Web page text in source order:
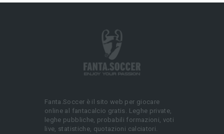
Fanta.Soccer è il sito web per giocare
online al fantacalcio gratis. Leghe private,
leghe pubbliche, probabili formazioni, voti
live, statistiche, quotazioni calciatori.